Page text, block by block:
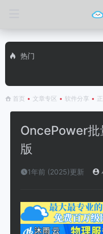
热门
首页 • 文章专区 • 软件分享 •
OncePower
版
1年前 (2025)更新